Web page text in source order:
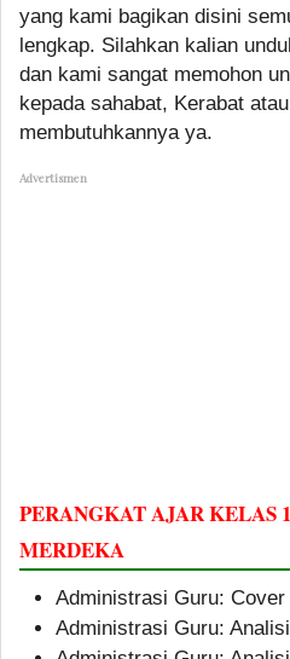
yang kami bagikan disini
lengkap. Silahkan kalian
dan kami sangat memohon
kepada sahabat, Kerabat
membutuhkannya ya.
Advertismen
PERANGKAT AJAR KELAS
MERDEKA
Administrasi Guru: Cover
Administrasi Guru: